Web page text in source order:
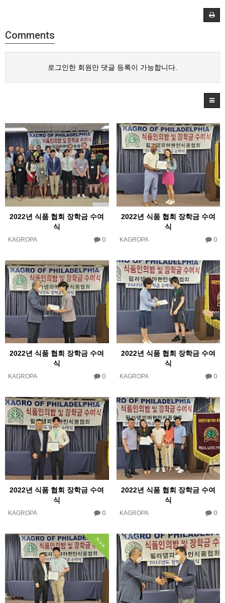
Comments
로그인한 회원만 댓글 등록이 가능합니다.
2022년 식품 협회 장학금 수여
식
KAGROPA 0
2022년 식품 협회 장학금 수여
식
KAGROPA 0
2022년 식품 협회 장학금 수여
식
KAGROPA 0
2022년 식품 협회 장학금 수여
식
KAGROPA 0
2022년 식품 협회 장학금 수여
식
KAGROPA 0
2022년 식품 협회 장학금 수여
식
KAGROPA 0
Now